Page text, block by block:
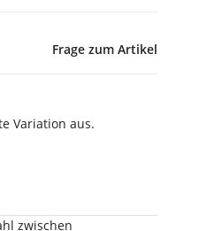
Frage zum Artikel
Variation aus.
zwischen